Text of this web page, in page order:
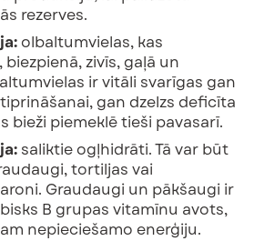
rezerves.
olbaltumvielas, kas
zivīs, gaļā un
ir vitāli svarīgas gan
gan dzelzs deficīta
bieži piemeklē tieši pavasarī.
saliktie ogļhidrāti. Tā var būt
tortiljas vai
Graudaugi un pākšaugi ir
B grupas vitamīnu avots,
nepieciešamo enerģiju.